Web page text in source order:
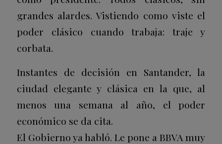
grandes alardes. Vistiendo como viste el
poder clásico cuando trabaja: traje y
corbata.
Instantes de decisión en Santander, la
ciudad elegante y clásica en la que, al
menos una semana al año, el poder
económico se da cita.
El Gobierno ya habló. Le pone a BBVA muy